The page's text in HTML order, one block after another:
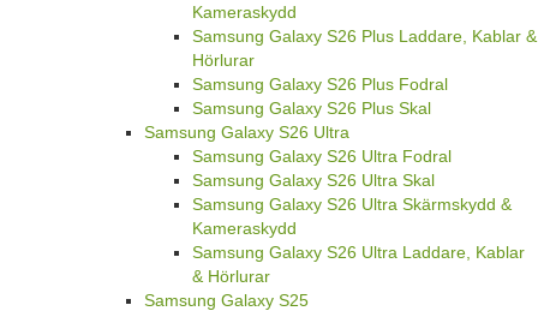
Kameraskydd
Samsung Galaxy S26 Plus Laddare, Kablar &
Hörlurar
Samsung Galaxy S26 Plus Fodral
Samsung Galaxy S26 Plus Skal
Samsung Galaxy S26 Ultra
Samsung Galaxy S26 Ultra Fodral
Samsung Galaxy S26 Ultra Skal
Samsung Galaxy S26 Ultra Skärmskydd &
Kameraskydd
Samsung Galaxy S26 Ultra Laddare, Kablar
& Hörlurar
Samsung Galaxy S25